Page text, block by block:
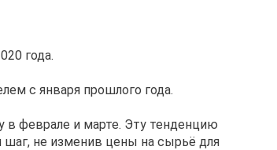
года.
с января прошлого года.
в феврале и марте. Эту тенденцию
не изменив цены на сырьё для